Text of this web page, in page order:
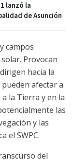
lanzó la
de Asunción
campos
Provocan
hacia la
afectar a
la Tierra y en la
las
y las
el SWPC.
del